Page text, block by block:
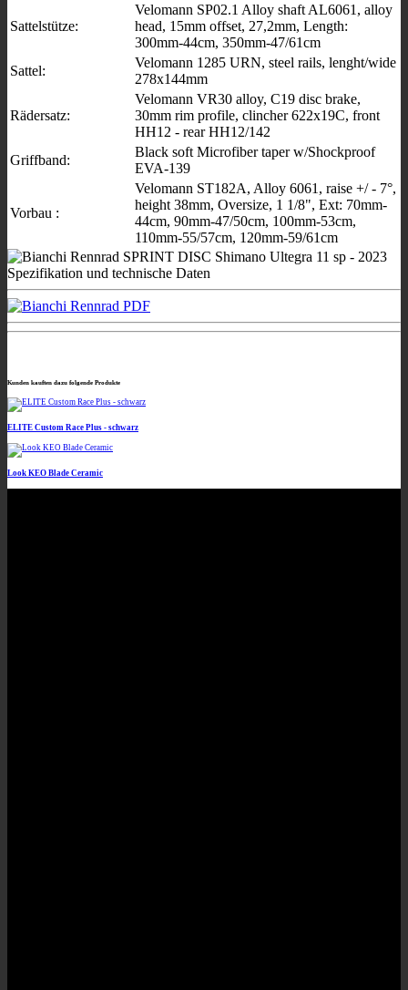
Sattelstütze:
Velomann SP02.1 Alloy shaft AL6061, alloy
head, 15mm offset, 27,2mm, Length:
300mm-44cm, 350mm-47/61cm
Sattel:
Velomann 1285 URN, steel rails, lenght/wide
278x144mm
Rädersatz:
Velomann VR30 alloy, C19 disc brake,
30mm rim profile, clincher 622x19C, front
HH12 - rear HH12/142
Griffband:
Black soft Microfiber taper w/Shockproof
EVA-139
Vorbau :
Velomann ST182A, Alloy 6061, raise +/ - 7°,
height 38mm, Oversize, 1 1/8", Ext: 70mm-
44cm, 90mm-47/50cm, 100mm-53cm,
110mm-55/57cm, 120mm-59/61cm
Kunden kauften dazu folgende Produkte
ELITE Custom Race Plus - schwarz
Look KEO Blade Ceramic